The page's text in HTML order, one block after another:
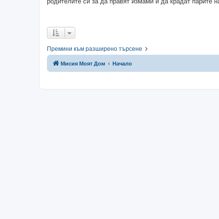
Премини към разширено търсене
Мисия Моят Дом Начало